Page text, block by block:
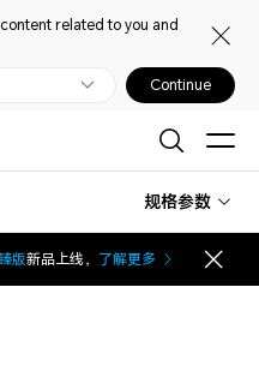
related to you and
Continue
规格参数
版新品上线， 了解更多